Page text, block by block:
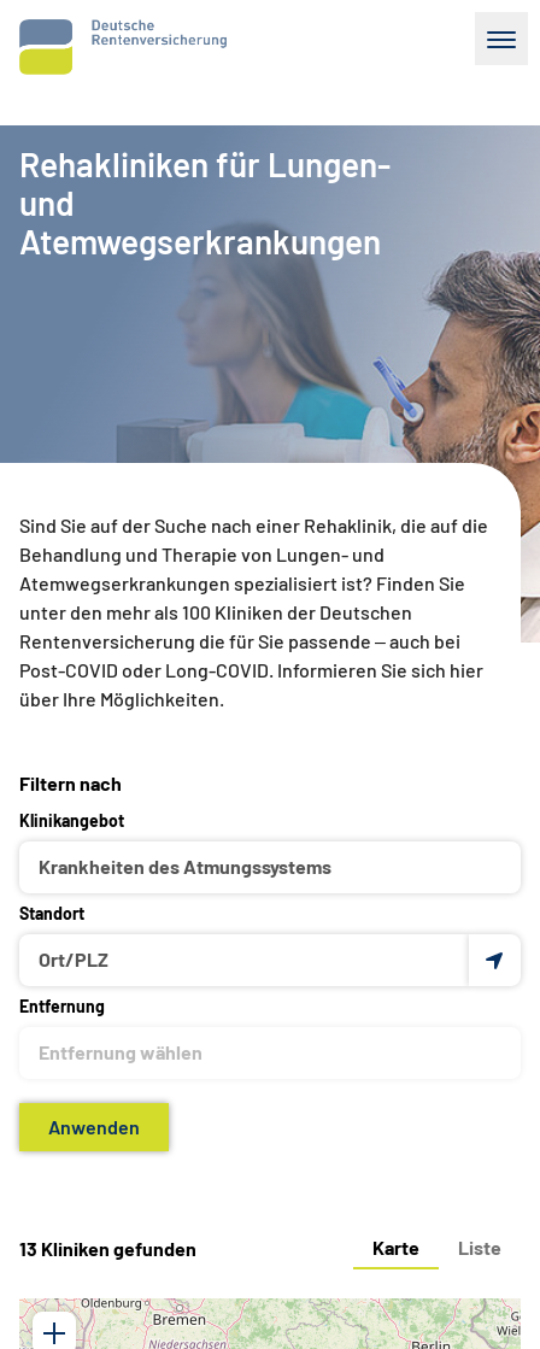
Rehakliniken für Lungen-
und
Atemwegserkrankungen
Sind Sie auf der Suche nach einer Rehaklinik, die auf die
Behandlung und Therapie von Lungen- und
Atemwegserkrankungen spezialisiert ist? Finden Sie
unter den mehr als 100 Kliniken der Deutschen
Rentenversicherung die für Sie passende ‒ auch bei
Post-COVID oder Long-COVID. Informieren Sie sich hier
über Ihre Möglichkeiten.
Filtern nach
Klinikangebot
Standort
Entfernung
Entfernung wählen
13 Kliniken gefunden Karte Liste